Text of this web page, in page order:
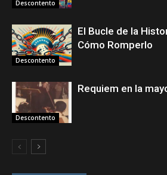
Descontento
Descontento
El Bucle de la
Cómo Romperlo
Descontento
Requiem en la